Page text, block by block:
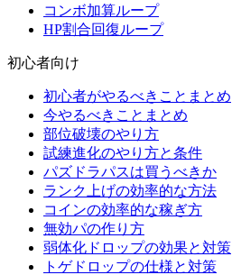
コンボ加算ループ
HP割合回復ループ
初心者向け
初心者がやるべきことまとめ
今やるべきことまとめ
部位破壊のやり方
試練進化のやり方と条件
パズドラパスは買うべきか
ランク上げの効率的な方法
コインの効率的な稼ぎ方
無効パの作り方
弱体化ドロップの効果と対策
トゲドロップの仕様と対策